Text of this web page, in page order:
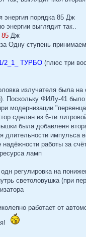
энергия порядка 85 Дж
энергии выглядит так..
Дж
Одну ступень
2_1_ ТУРБО (плюс три
излучателя была
Поскольку ФИЛу-41
модернизации
сделан из 6-ти
была добавленя
длительности импульса
работы за
ламп
регулировка на
светоловушка (при
работает от